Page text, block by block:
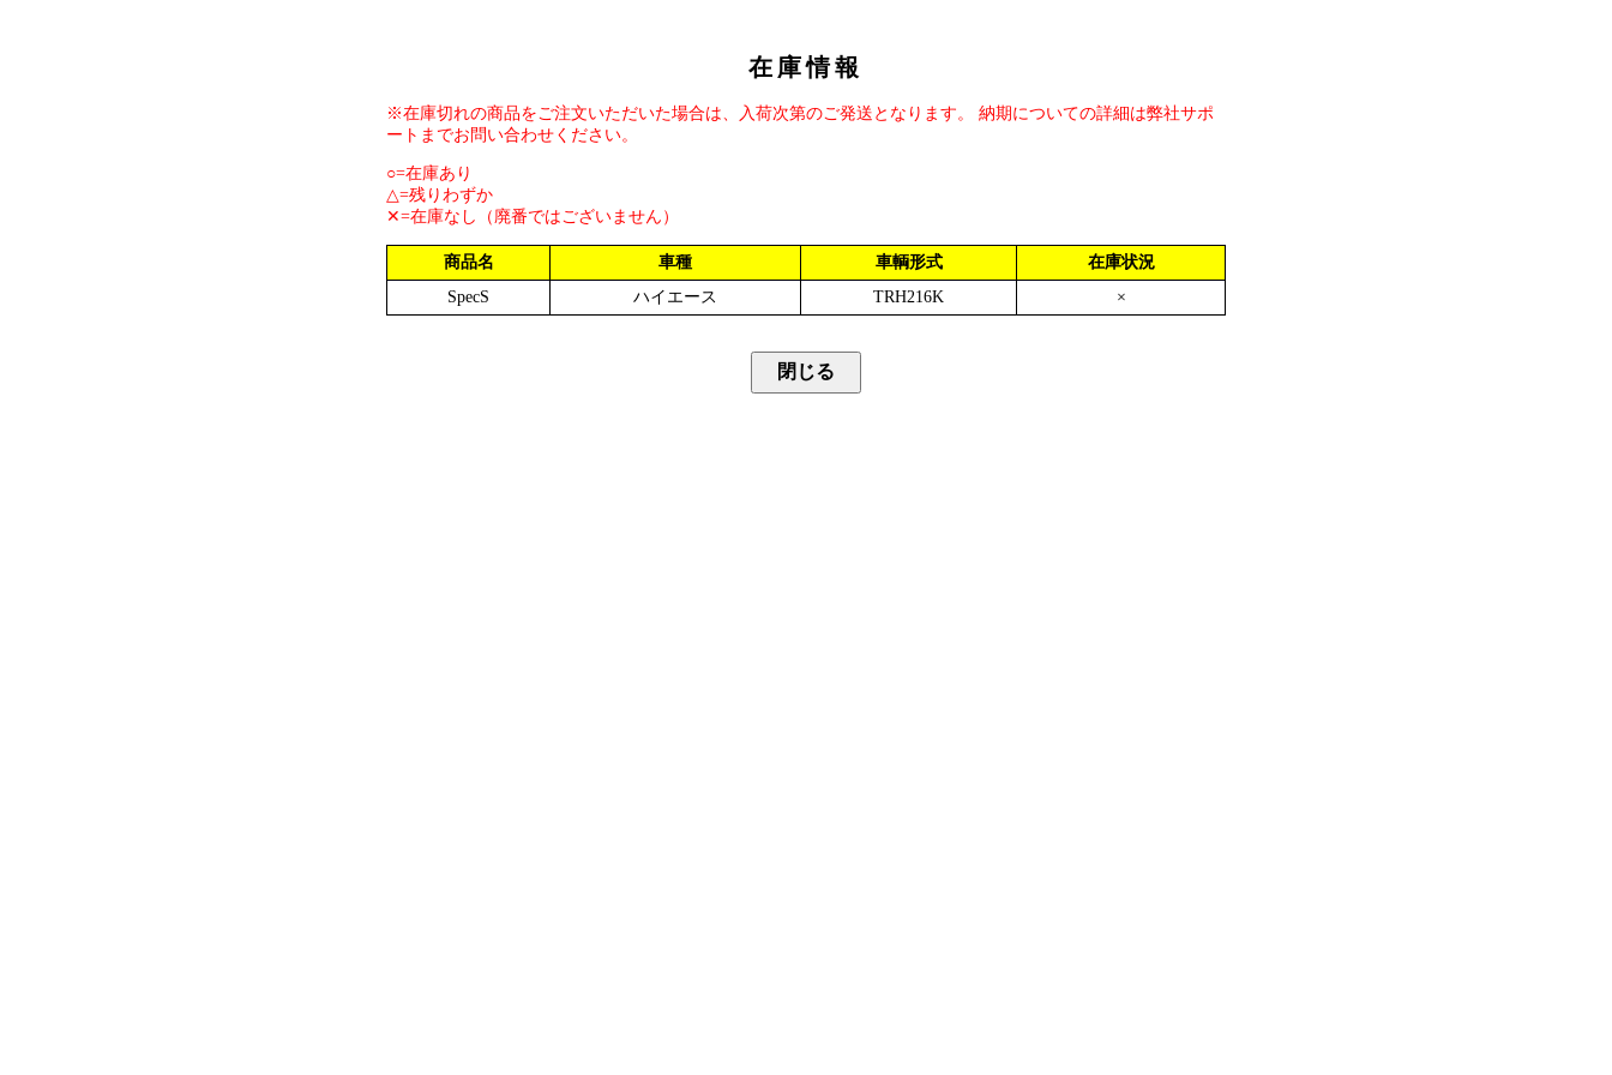
在庫情報
※在庫切れの商品をご注文いただいた場合は、入荷次第のご発送となります。 納期についての詳細は弊社サポ
ートまでお問い合わせください。
○=在庫あり
△=残りわずか
✕=在庫なし（廃番ではございません）
商品名 車種 車輌形式
在庫状況
SpecS
ハイエース TRH216K ×